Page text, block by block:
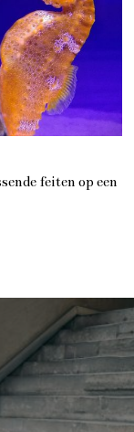
feiten op een